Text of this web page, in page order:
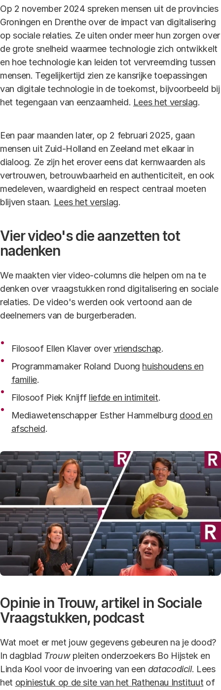
Op 2 november 2024 spreken mensen uit de provincies
Groningen en Drenthe over de impact van digitalisering
op sociale relaties. Ze uiten onder meer hun zorgen over
de grote snelheid waarmee technologie zich ontwikkelt
en hoe technologie kan leiden tot vervreemding tussen
mensen. Tegelijkertijd zien ze kansrijke toepassingen
van digitale technologie in de toekomst, bijvoorbeeld bij
het tegengaan van eenzaamheid. Lees het verslag.
Een paar maanden later, op 2 februari 2025, gaan
mensen uit Zuid-Holland en Zeeland met elkaar in
dialoog. Ze zijn het erover eens dat kernwaarden als
vertrouwen, betrouwbaarheid en authenticiteit, en ook
medeleven, waardigheid en respect centraal moeten
blijven staan. Lees het verslag.
Vier video's die aanzetten tot
nadenken
We maakten vier video-columns die helpen om na te
denken over vraagstukken rond digitalisering en sociale
relaties. De video's werden ook vertoond aan de
deelnemers van de burgerberaden.
Filosoof Ellen Klaver overvriendschap.
Programmamaker Roland Duong huishoudens en
familie.
Filosoof Piek Knijff liefde en intimiteit.
Mediawetenschapper Esther Hammelburg dood en
afscheid.
Opinie in Trouw, artikel in Sociale
Vraagstukken, podcast
Wat moet er met jouw gegevens gebeuren na je dood?
In dagblad Trouwpleiten onderzoekers Bo Hijstek en
Linda Kool voor de invoering van een datacodicil. Lees
het opiniestuk op de site van het Rathenau Instituut of